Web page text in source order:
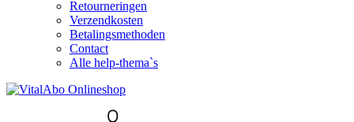
Retourneringen
Verzendkosten
Betalingsmethoden
Contact
Alle help-thema`s